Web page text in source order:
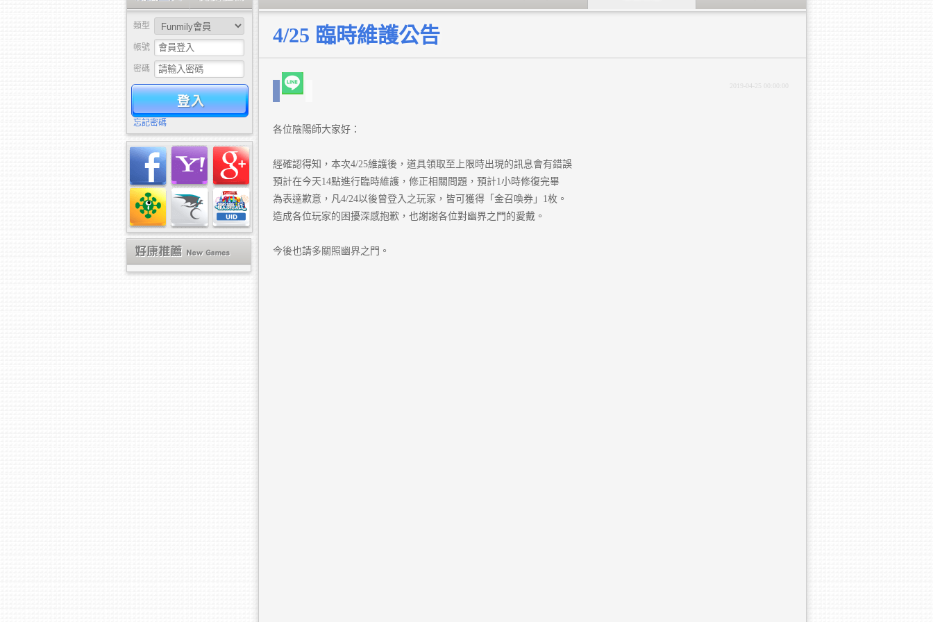
類型
帳號
密碼
驗證
忘記密碼
4/25 臨時維護公告
2019-04-25 00:00:00
各位陰陽師大家好：
經確認得知，本次4/25維護後，道具領取至上限時出現的訊息會有錯誤
預計在今天14點進行臨時維護，修正相關問題，預計1小時修復完畢
為表達歉意，凡4/24以後曾登入之玩家，皆可獲得「金召喚券」1枚。
造成各位玩家的困擾深感抱歉，也謝謝各位對幽界之門的愛戴。
今後也請多關照幽界之門。